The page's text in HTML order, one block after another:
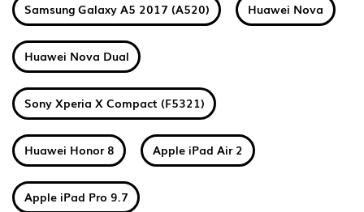
Samsung Galaxy A5 2017 (A520) Huawei Nova
Huawei Nova Dual
Sony Xperia X Compact (F5321)
Huawei Honor 8 Apple iPad Air 2
Apple iPad Pro 9.7